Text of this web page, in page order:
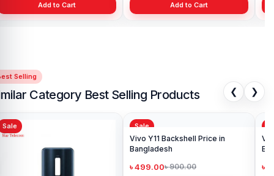
Add to Cart Add to Cart
Selling
Category Best Selling Products ❮ ❯
Sale Sale